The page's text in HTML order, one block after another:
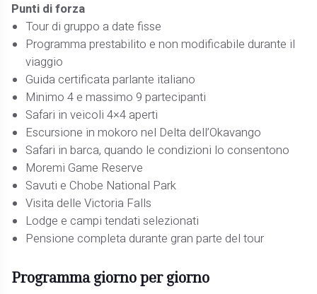
Punti di forza
Tour di gruppo a date fisse
Programma prestabilito e non modificabile durante il
viaggio
Guida certificata parlante italiano
Minimo 4 e massimo 9 partecipanti
Safari in veicoli 4×4 aperti
Escursione in mokoro nel Delta dell’Okavango
Safari in barca, quando le condizioni lo consentono
Moremi Game Reserve
Savuti e Chobe National Park
Visita delle Victoria Falls
Lodge e campi tendati selezionati
Pensione completa durante gran parte del tour
Programma giorno per giorno